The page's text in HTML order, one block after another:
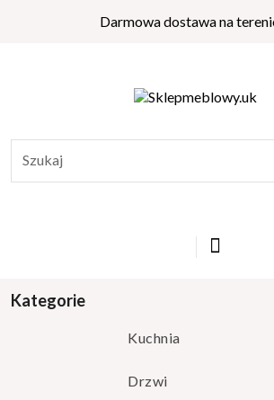
Darmowa dostawa na
Kategorie
Kuchnia
Drzwi